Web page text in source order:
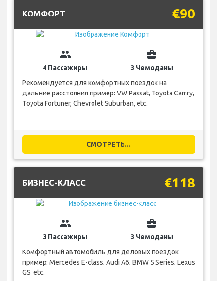
КОМФОРТ €90
group
4 Пассажиры
business_center
3 Чемоданы
Рекомендуется для комфортных поездок на
дальние расстояния пример: VW Passat, Toyota Camry,
Toyota Fortuner, Chevrolet Suburban, etc.
СМОТРЕТЬ...
БИЗНЕС-КЛАСС €118
group
3 Пассажиры
business_center
3 Чемоданы
Комфортный автомобиль для деловых поездок
пример: Mercedes E-class, Audi A6, BMW 5 Series, Lexus
GS, etc.